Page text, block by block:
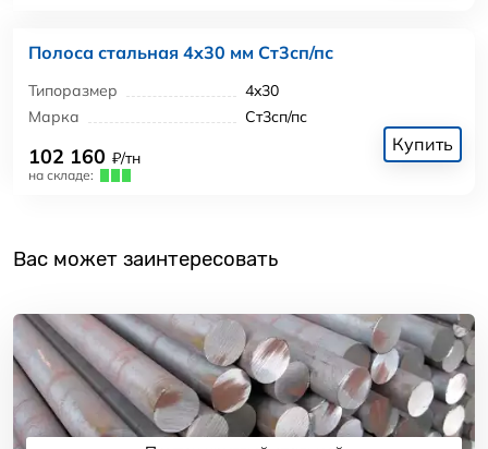
Полоса стальная 4x30 мм Ст3сп/пс
Типоразмер
4x30
Марка
Ст3сп/пс
102 160 ₽/тн
на складе:
Купить
Вас может заинтересовать